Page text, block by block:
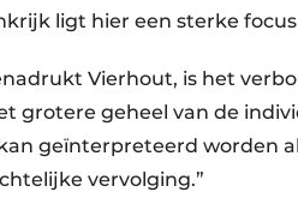
ligt hier een sterke focus
Vierhout, is het
grotere geheel van de
geïnterpreteerd worden
vervolging.”